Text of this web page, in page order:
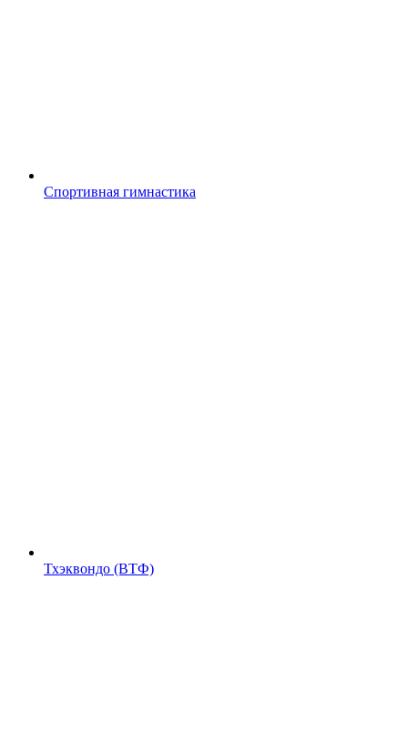
Спортивная гимнастика
Тхэквондо (ВТФ)